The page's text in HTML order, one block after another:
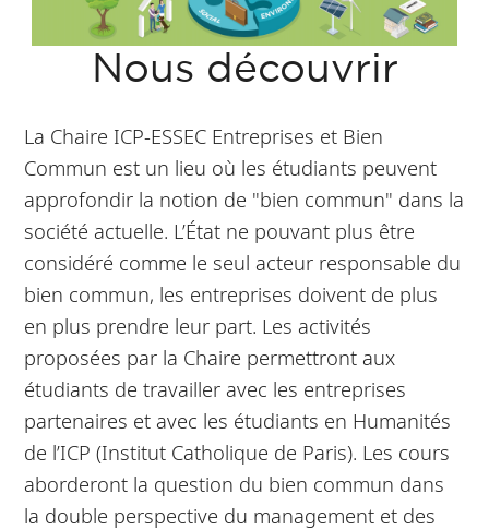
Nous découvrir
La Chaire ICP-ESSEC Entreprises et Bien
Commun est un lieu où les étudiants peuvent
approfondir la notion de "bien commun" dans la
société actuelle. L’État ne pouvant plus être
considéré comme le seul acteur responsable du
bien commun, les entreprises doivent de plus
en plus prendre leur part. Les activités
proposées par la Chaire permettront aux
étudiants de travailler avec les entreprises
partenaires et avec les étudiants en Humanités
de l’ICP (Institut Catholique de Paris). Les cours
aborderont la question du bien commun dans
la double perspective du management et des